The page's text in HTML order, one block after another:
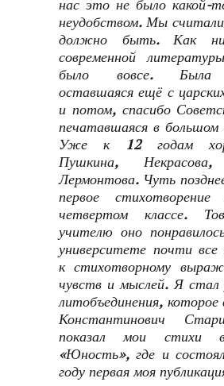
нас это не было какой-
неудобством. Мы
должно быть. Как
современной
было вовсе. Была
оставшаяся ещё с
и потом, спасибо
печатавшаяся в большом
Уже к 12 годам
Пушкина,
Лермонтова. Чуть
первое
четвертом классе.
учителю оно
университете почти все
к стихотворному
чувств и мыслей. Я стал
литобъединения, которое
Константинович
показал мои стихи
«Юность», где и
году первая моя